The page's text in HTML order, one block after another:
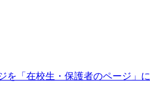
を「在校生・保護者のページ」